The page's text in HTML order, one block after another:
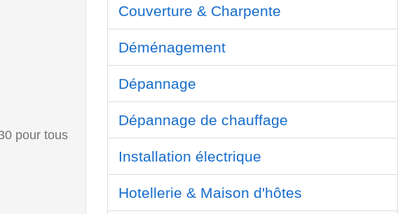
pour tous
Couverture & Charpente
Déménagement
Dépannage
Dépannage de chauffage
Installation électrique
Hotellerie & Maison d'hôtes